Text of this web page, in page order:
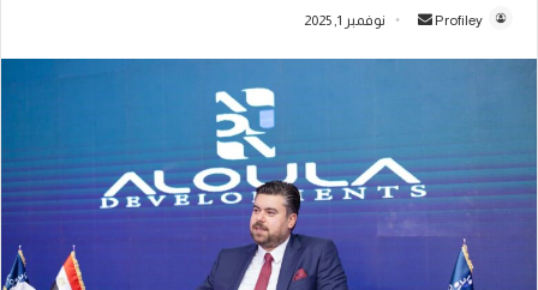
Profiley
ي
نوفمبر 1, 2025